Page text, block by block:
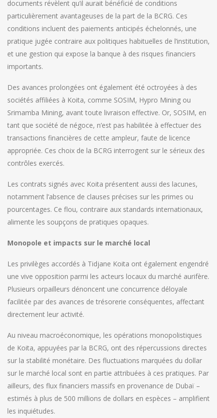
documents révèlent qu’il aurait bénéficié de conditions
particulièrement avantageuses de la part de la BCRG. Ces
conditions incluent des paiements anticipés échelonnés, une
pratique jugée contraire aux politiques habituelles de l’institution,
et une gestion qui expose la banque à des risques financiers
importants.
Des avances prolongées ont également été octroyées à des
sociétés affiliées à Koita, comme SOSIM, Hypro Mining ou
Srimamba Mining, avant toute livraison effective. Or, SOSIM, en
tant que société de négoce, n’est pas habilitée à effectuer des
transactions financières de cette ampleur, faute de licence
appropriée. Ces choix de la BCRG interrogent sur le sérieux des
contrôles exercés.
Les contrats signés avec Koita présentent aussi des lacunes,
notamment l’absence de clauses précises sur les primes ou
pourcentages. Ce flou, contraire aux standards internationaux,
alimente les soupçons de pratiques opaques.
Monopole et impacts sur le marché local
Les privilèges accordés à Tidjane Koita ont également engendré
une vive opposition parmi les acteurs locaux du marché aurifère.
Plusieurs orpailleurs dénoncent une concurrence déloyale
facilitée par des avances de trésorerie conséquentes, affectant
directement leur activité.
Au niveau macroéconomique, les opérations monopolistiques
de Koita, appuyées par la BCRG, ont des répercussions directes
sur la stabilité monétaire. Des fluctuations marquées du dollar
sur le marché local sont en partie attribuées à ces pratiques. Par
ailleurs, des flux financiers massifs en provenance de Dubaï –
estimés à plus de 500 millions de dollars en espèces – amplifient
les inquiétudes.